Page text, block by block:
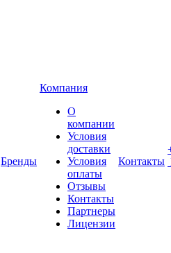
Бренды
Компания
О
компании
Условия
доставки
Условия
оплаты
Отзывы
Контакты
Партнеры
Лицензии
Контакты